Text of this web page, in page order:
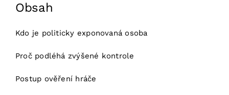
Obsah
Kdo je politicky exponovaná osoba
Proč podléhá zvýšené kontrole
Postup ověření hráče